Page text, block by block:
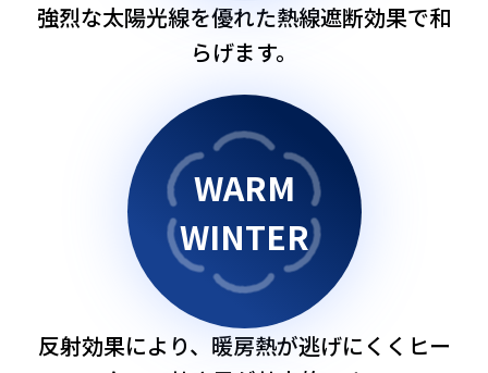
強烈な太陽光線を優れた熱線遮断効果で和
らげます。
WARM
WINTER
反射効果により、暖房熱が逃げにくくヒー